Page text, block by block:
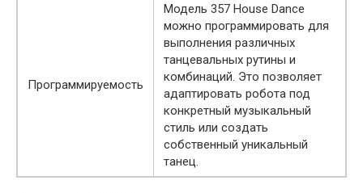
Программируемость
Модель 357 House Dance
можно программировать для
выполнения различных
танцевальных рутины и
комбинаций. Это позволяет
адаптировать робота под
конкретный музыкальный
стиль или создать
собственный уникальный
танец.